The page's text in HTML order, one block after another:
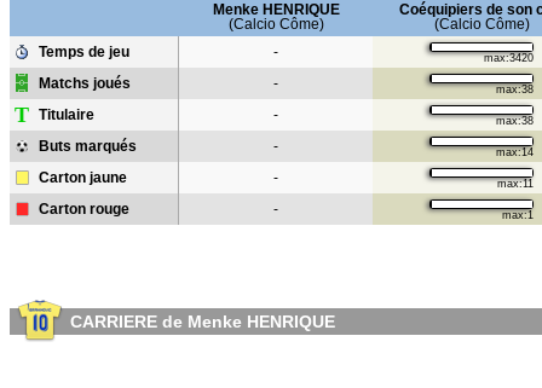
Menke HENRIQUE
(Calcio Côme)
Coéquipiers de son
(Calcio Côme)
Temps de jeu
- max:3420
Matchs joués - max:38
T Titulaire - max:38
Buts marqués - max:14
Carton jaune - max:11
Carton rouge - max:1
CARRIERE de Menke HENRIQUE